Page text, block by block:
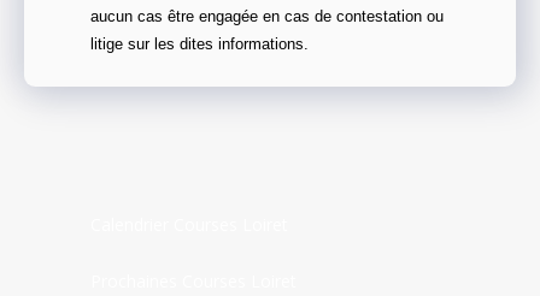
aucun cas être engagée en cas de contestation ou
litige sur les dites informations.